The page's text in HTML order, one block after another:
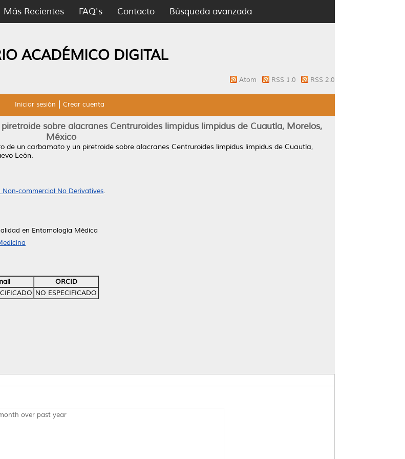
Más Recientes FAQ's Contacto Búsqueda avanzada
ACADÉMICO DIGITAL
Atom RSS 1.0 RSS 2.0
Iniciar sesión Crear cuenta
sobre alacranes Centruroides limpidus limpidus de Cuautla, Morelos,
México
de un carbamato y un piretroide sobre alacranes Centruroides limpidus limpidus de Cuautla,
León.
commercial No Derivatives.
en Entomología Médica
ORCID
NO ESPECIFICADO
over past year